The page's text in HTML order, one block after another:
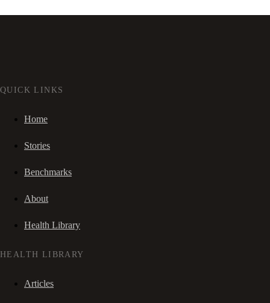
QUICK LINKS
Home
Stories
Benchmarks
About
Health Library
HEALTH LIBRARY
Articles